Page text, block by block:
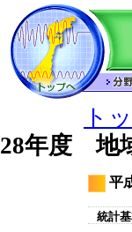
ト
28年度 地
平
統計